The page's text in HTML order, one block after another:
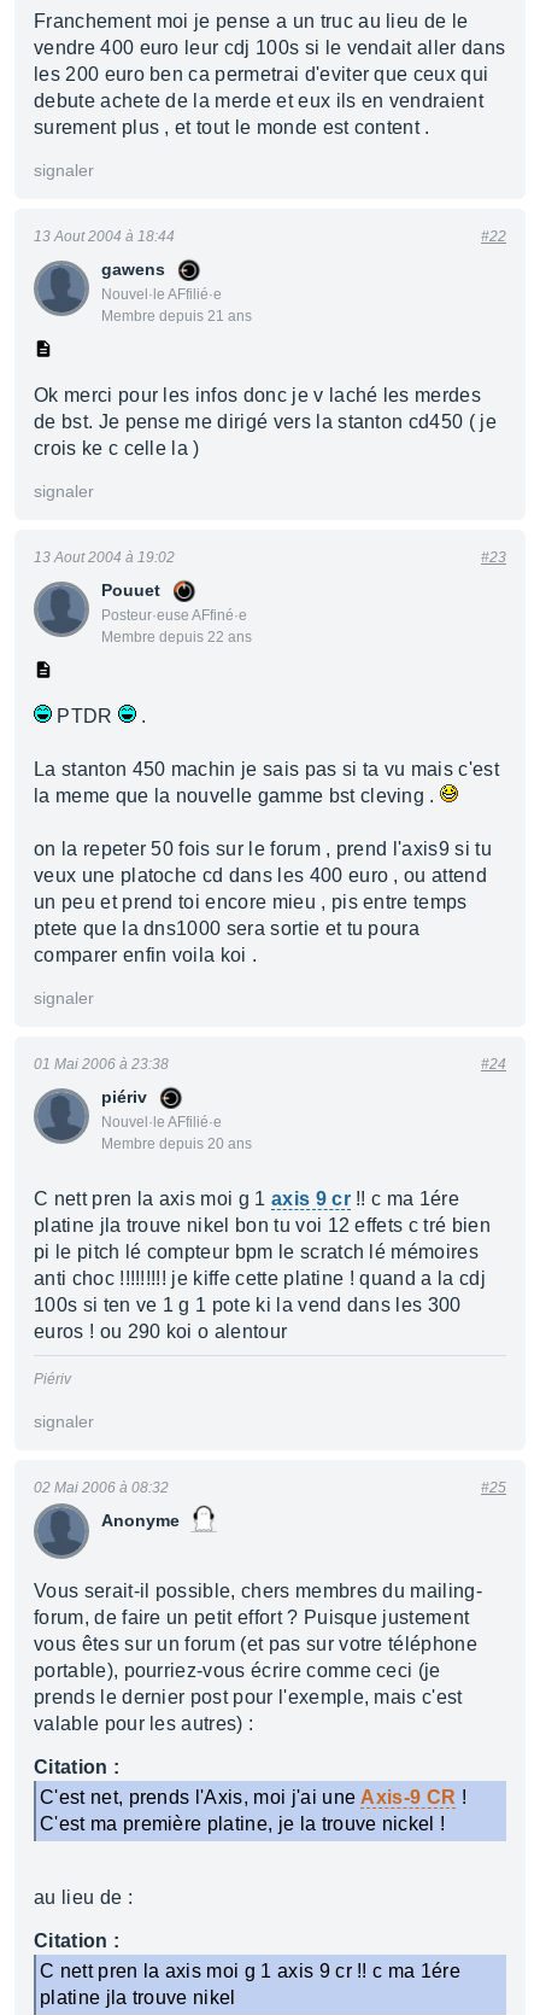
Franchement moi je pense a un truc au lieu de le
vendre 400 euro leur cdj 100s si le vendait aller dans
les 200 euro ben ca permetrai d'eviter que ceux qui
debute achete de la merde et eux ils en vendraient
surement plus , et tout le monde est content .
signaler
gawens
Nouvel·le AFfilié·e
Membre depuis 21 ans
13 Aout 2004 à 18:44 #22
Ok merci pour les infos donc je v laché les merdes
de bst. Je pense me dirigé vers la stanton cd450 ( je
crois ke c celle la )
signaler
Pouuet
Posteur·euse AFfiné·e
Membre depuis 22 ans
13 Aout 2004 à 19:02 #23
PTDR .
La stanton 450 machin je sais pas si ta vu mais c'est
la meme que la nouvelle gamme bst cleving .
on la repeter 50 fois sur le forum , prend l'axis9 si tu
veux une platoche cd dans les 400 euro , ou attend
un peu et prend toi encore mieu , pis entre temps
ptete que la dns1000 sera sortie et tu poura
comparer enfin voila koi .
signaler
piériv
Nouvel·le AFfilié·e
Membre depuis 20 ans
01 Mai 2006 à 23:38 #24
C nett pren la axis moi g 1 axis 9 cr!! c ma 1ére
platine jla trouve nikel bon tu voi 12 effets c tré bien
pi le pitch lé compteur bpm le scratch lé mémoires
anti choc !!!!!!!!! je kiffe cette platine ! quand a la cdj
100s si ten ve 1 g 1 pote ki la vend dans les 300
euros ! ou 290 koi o alentour
Piériv
signaler
Anonyme
02 Mai 2006 à 08:32 #25
Vous serait-il possible, chers membres du mailing-
forum, de faire un petit effort ? Puisque justement
vous êtes sur un forum (et pas sur votre téléphone
portable), pourriez-vous écrire comme ceci (je
prends le dernier post pour l'exemple, mais c'est
valable pour les autres) :
Citation :
C'est net, prends l'Axis, moi j'ai une Axis-9 CR !
C'est ma première platine, je la trouve nickel !
au lieu de :
Citation :
C nett pren la axis moi g 1 axis 9 cr !! c ma 1ére
platine jla trouve nikel